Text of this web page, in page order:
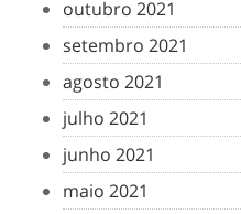
outubro 2021
setembro 2021
agosto 2021
julho 2021
junho 2021
maio 2021